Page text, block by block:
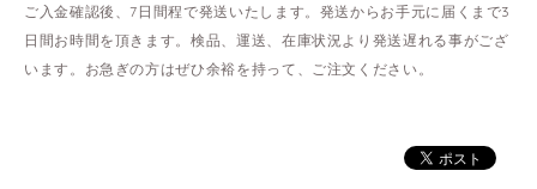
ご入金確認後、7日間程で発送いたします。発送からお手元に届くまで3
日間お時間を頂きます。検品、運送、在庫状況より発送遅れる事がござ
います。お急ぎの方はぜひ余裕を持って、ご注文ください。